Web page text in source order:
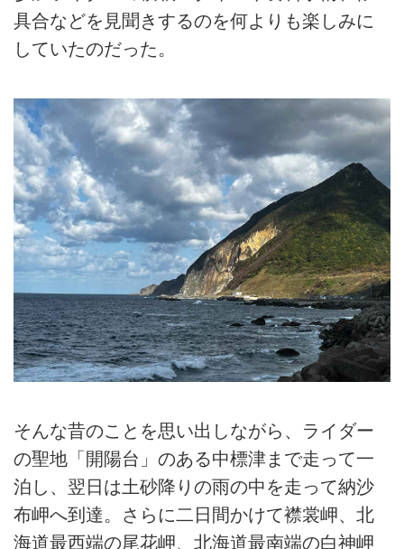
具合などを見聞きするのを何よりも楽しみに
していたのだった。
そんな昔のことを思い出しながら、ライダー
の聖地「開陽台」のある中標津まで走って一
泊し、翌日は土砂降りの雨の中を走って納沙
布岬へ到達。さらに二日間かけて襟裳岬、北
海道最西端の尾花岬、北海道最南端の白神岬